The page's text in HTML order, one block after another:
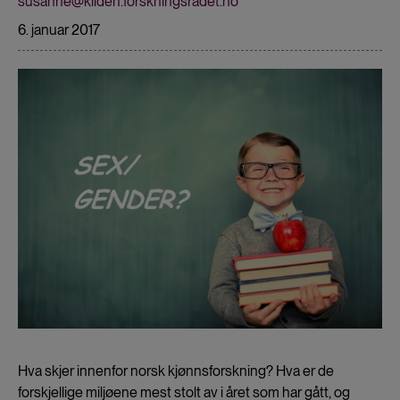
6. januar 2017
Hva skjer innenfor norsk kjønnsforskning? Hva er de
forskjellige miljøene mest stolt av i året som har gått, og